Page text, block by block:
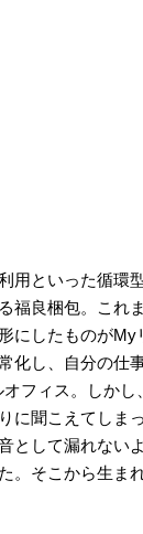
用といった循環
福良梱包。これ
にしたものが
化し、自分の仕
フィス。しか
に聞こえてしま
として漏れない
。そこから生ま